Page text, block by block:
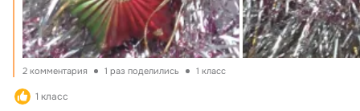
2 комментария 1 раз поделились 1 класс
1 класс